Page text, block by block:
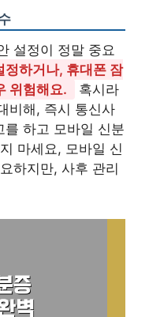
설정이 정말 중요
정하거나, 휴대폰 잠
위험해요.
혹시라
비해, 즉시 통신사
를 하고 모바일 신분
마세요, 모바일 신
하지만, 사후 관리